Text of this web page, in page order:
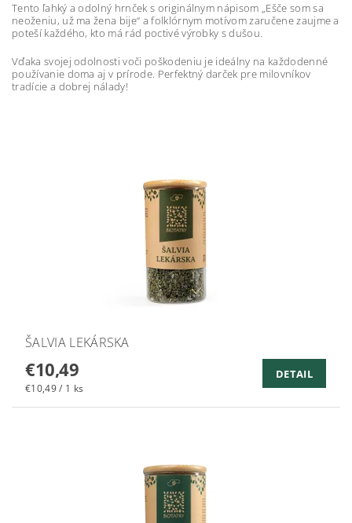
Tento ľahký a odolný hrnček s originálnym nápisom „Ešče som sa
neoženiu, už ma žena bije“ a folklórnym motívom zaručene zaujme a
poteší každého, kto má rád poctivé výrobky s dušou.
Vďaka svojej odolnosti voči poškodeniu je ideálny na každodenné
používanie doma aj v prírode. Perfektný darček pre milovníkov
tradície a dobrej nálady!
ŠALVIA LEKÁRSKA
€10,49
€10,49 / 1 ks
DETAIL